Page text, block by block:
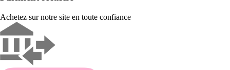
Achetez sur notre site en toute confiance